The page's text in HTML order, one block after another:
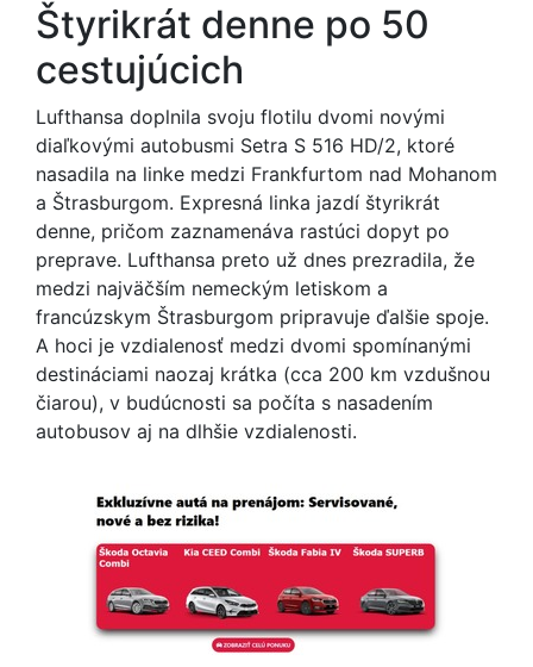
Štyrikrát denne po 50
cestujúcich
Lufthansa doplnila svoju flotilu dvomi novými
diaľkovými autobusmi Setra S 516 HD/2, ktoré
nasadila na linke medzi Frankfurtom nad Mohanom
a Štrasburgom. Expresná linka jazdí štyrikrát
denne, pričom zaznamenáva rastúci dopyt po
preprave. Lufthansa preto už dnes prezradila, že
medzi najväčším nemeckým letiskom a
francúzskym Štrasburgom pripravuje ďalšie spoje.
A hoci je vzdialenosť medzi dvomi spomínanými
destináciami naozaj krátka (cca 200 km vzdušnou
čiarou), v budúcnosti sa počíta s nasadením
autobusov aj na dlhšie vzdialenosti.